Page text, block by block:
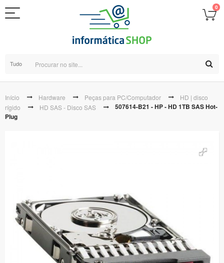
0
Tudo
Início Hardware Peças para PC/Computador
HD | disco
rígido
HD SAS - Disco SAS
507614-B21 - HP - HD 1TB SAS Hot-
Plug